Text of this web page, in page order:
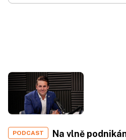
PODCAST
Na vlně